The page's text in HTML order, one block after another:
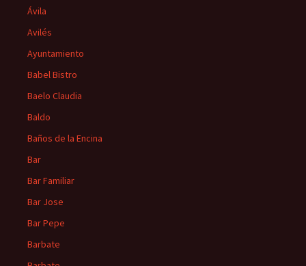
Ávila
Avilés
Ayuntamiento
Babel Bistro
Baelo Claudia
Baldo
Baños de la Encina
Bar
Bar Familiar
Bar Jose
Bar Pepe
Barbate